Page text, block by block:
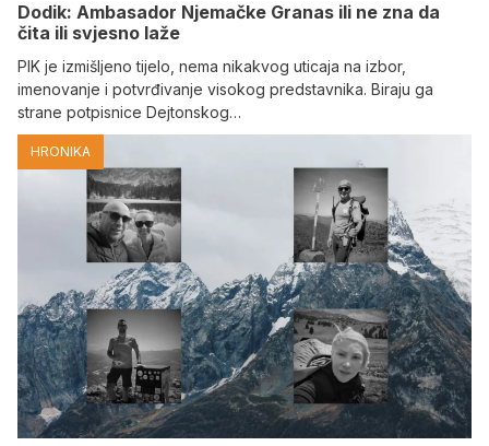
Dodik: Ambasador Njemačke Granas ili ne zna da
čita ili svjesno laže
PIK je izmišljeno tijelo, nema nikakvog uticaja na izbor,
imenovanje i potvrđivanje visokog predstavnika. Biraju ga
strane potpisnice Dejtonskog…
HRONIKA